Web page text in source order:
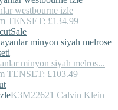
westbourne izle
TENSET: £134.99
Sale
minyon siyah melros...
TENSET: £103.49
K3M22621 Calvin Klein